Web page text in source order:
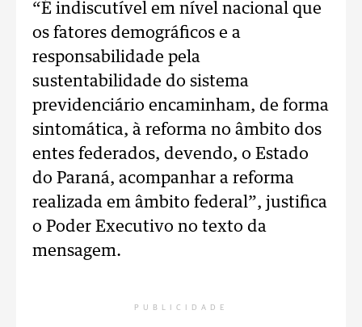
“É indiscutível em nível nacional que
os fatores demográficos e a
responsabilidade pela
sustentabilidade do sistema
previdenciário encaminham, de forma
sintomática, à reforma no âmbito dos
entes federados, devendo, o Estado
do Paraná, acompanhar a reforma
realizada em âmbito federal”, justifica
o Poder Executivo no texto da
mensagem.
PUBLICIDADE